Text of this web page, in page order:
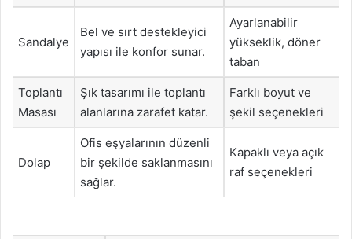
Sandalye
Bel ve sırt destekleyici
yapısı ile konfor sunar.
Ayarlanabilir
yükseklik, döner
taban
Toplantı
Masası
Şık tasarımı ile toplantı
alanlarına zarafet katar.
Farklı boyut ve
şekil seçenekleri
Dolap
Ofis eşyalarının düzenli
bir şekilde saklanmasını
sağlar.
Kapaklı veya açık
raf seçenekleri